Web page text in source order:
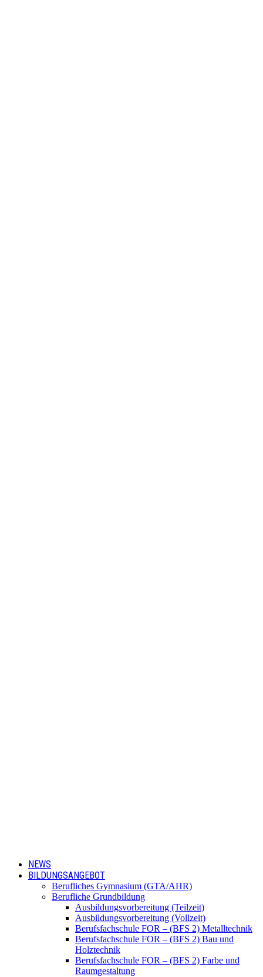
NEWS
BILDUNGSANGEBOT
Berufliches Gymnasium (GTA/AHR)
Berufliche Grundbildung
Ausbildungsvorbereitung (Teilzeit)
Ausbildungsvorbereitung (Vollzeit)
Berufsfachschule FOR – (BFS 2) Metalltechnik
Berufsfachschule FOR – (BFS 2) Bau und
Holztechnik
Berufsfachschule FOR – (BFS 2) Farbe und
Raumgestaltung